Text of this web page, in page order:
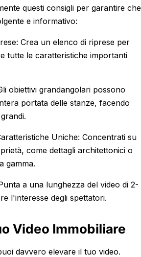
questi consigli per garantire che
e informativo:
Crea un elenco di riprese per
tutte le caratteristiche importanti
obiettivi grandangolari possono
portata delle stanze, facendo
Uniche: Concentrati su
come dettagli architettonici o
gamma.
a una lunghezza del video di 2-
l'interesse degli spettatori.
Video Immobiliare
davvero elevare il tuo video.